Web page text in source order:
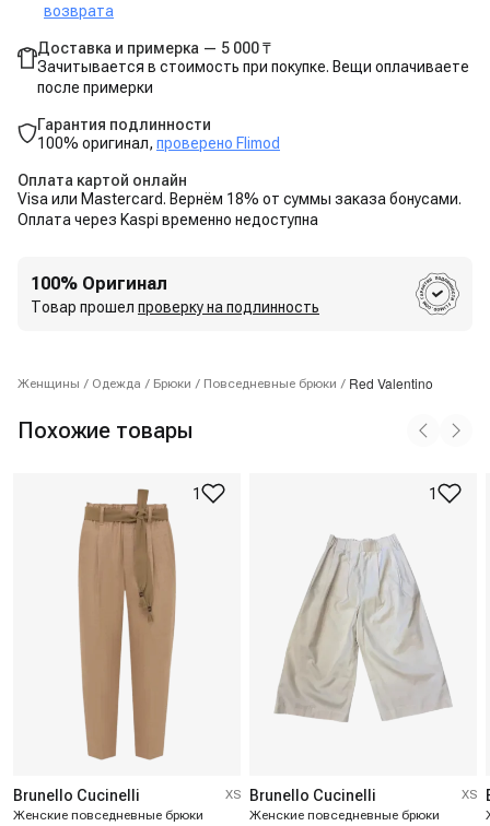
возврата
Доставка и примерка — 5 000 ₸
Зачитывается в стоимость при покупке. Вещи оплачиваете
после примерки
Гарантия подлинности
100% оригинал, проверено Flimod
Оплата картой онлайн
Visa или Mastercard. Вернём 18% от суммы заказа бонусами.
Оплата через Kaspi временно недоступна
100% Оригинал
Товар прошел проверку на подлинность
Женщины / Одежда / Брюки / Повседневные брюки / Red Valentino
Похожие товары
1
Brunello Cucinelli
Женские повседневные брюки
XS
1
Brunello Cucinelli
Женские повседневные брюки
XS